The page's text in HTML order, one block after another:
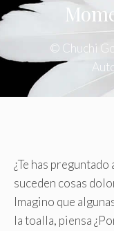
© Chuchi
¿Te has
suceden cosas
Imagino que
la toalla, piensa